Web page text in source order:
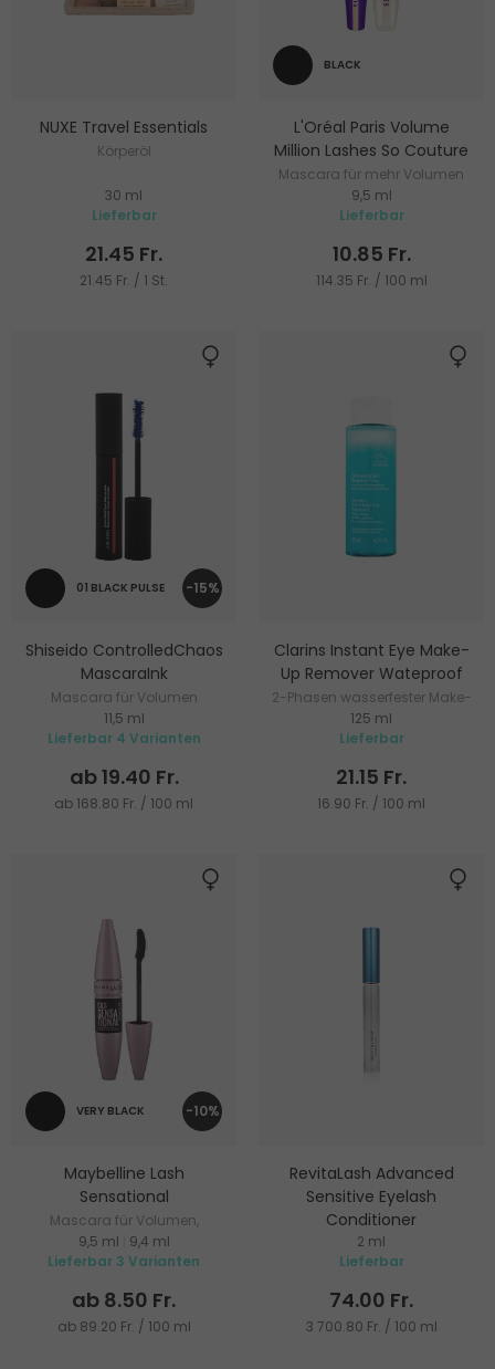
NUXE Travel Essentials
Körperöl
30 ml
Lieferbar
21.45 Fr.
21.45 Fr. / 1 St.
BLACK
L'Oréal Paris Volume
Million Lashes So Couture
Mascara für mehr Volumen
9,5 ml
Lieferbar
10.85 Fr.
114.35 Fr. / 100 ml
-15%
01 BLACK PULSE
Shiseido ControlledChaos
MascaraInk
Mascara für Volumen
11,5 ml
Lieferbar 4 Varianten
ab 19.40 Fr.
ab 168.80 Fr. / 100 ml
Clarins Instant Eye Make-
Up Remover Wateproof
2-Phasen wasserfester Make-
up-Entferner
125 ml
Lieferbar
21.15 Fr.
16.90 Fr. / 100 ml
-10%
VERY BLACK
Maybelline Lash
Sensational
Mascara für Volumen,
Verlängerung und Pflege
9,5 ml
9,4 ml
Lieferbar 3 Varianten
ab 8.50 Fr.
ab 89.20 Fr. / 100 ml
RevitaLash Advanced
Sensitive Eyelash
Conditioner
Wimpern- und
Augenbrauenpflege
2 ml
Lieferbar
74.00 Fr.
3 700.80 Fr. / 100 ml